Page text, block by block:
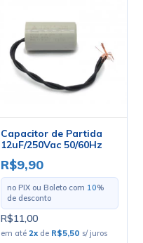
Capacitor de Partida
12uF/250Vac 50/60Hz
R$9,90
no PIX ou Boleto com 10%
de desconto
R$11,00
em até 2x de R$5,50 s/ juros